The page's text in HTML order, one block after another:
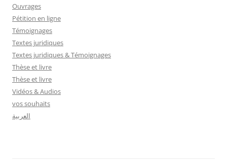
Ouvrages
Pétition en ligne
Témoignages
Textes juridiques
Textes juridiques & Témoignages
Thèse et livre
Thèse et livre
Vidéos & Audios
vos souhaits
العربية